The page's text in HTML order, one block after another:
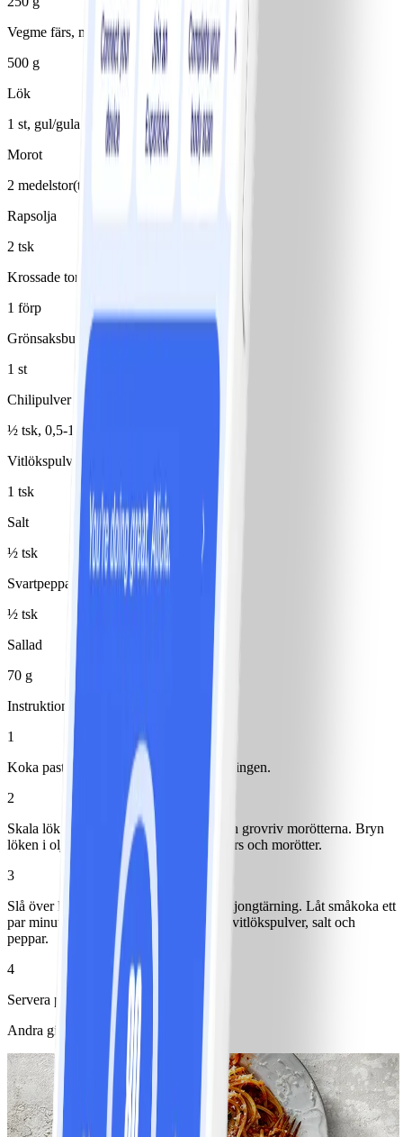
Vegme färs, mild
500 g
Lök
1 st, gul/gula
Morot
2 medelstor(t)/medelstora
Rapsolja
2 tsk
Krossade tomater
1 förp
Grönsaksbuljongtärning
1 st
Chilipulver
½ tsk, 0,5-1 tsk
Vitlökspulver
1 tsk
Salt
½ tsk
Svartpeppar
½ tsk
Sallad
70 g
Instruktioner
1
Koka pasta enligt anvisning på förpackningen.
2
Skala lök och morötter. Hacka löken och grovriv morötterna. Bryn
löken i olja och tillsätt därefter vegme färs och morötter.
3
Slå över krossade tomater och lägg i buljongtärning. Låt småkoka ett
par minuter. Smaka av med chilipulver, vitlökspulver, salt och
peppar.
4
Servera pastan med färs och sallad.
Andra gillade också